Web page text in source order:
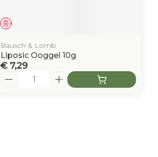
Geneesmiddel
Bausch & Lomb
Liposic Ooggel 10g
€ 7,29